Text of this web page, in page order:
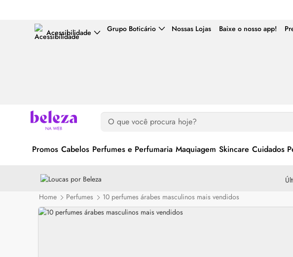
Acessibilidade Grupo Boticário Nossas Lojas Baixe o nosso app!
Promos Cabelos Perfumes e Perfumaria Maquiagem Skincare Cuidados
Home
Perfumes 10 perfumes árabes masculinos mais vendidos